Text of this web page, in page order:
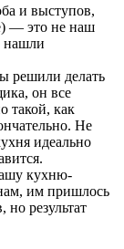
и выступов,
— это не наш
нашли
решили делать
он все
такой, как
Не
идеально
кухню-
им пришлось
результат